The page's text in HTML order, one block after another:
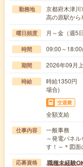
勤務地
京都府木津川
高の原駅か
曜日頻度 月～金（週5
時間 09:00～
期間 2026年09月
時給
時給1350円
場合)
交通費
全額支給
仕事内容
一般事務
～発電パネ
す！～＊図
応募資格 職種未経験